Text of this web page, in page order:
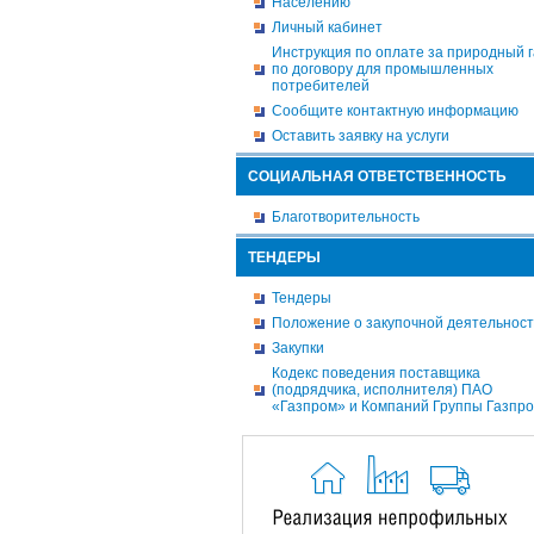
Личный кабинет
Инструкция по оплате за природный
по договору для промышленных
потребителей
Сообщите контактную информацию
Оставить заявку на услуги
СОЦИАЛЬНАЯ ОТВЕТСТВЕННОСТЬ
Благотворительность
ТЕНДЕРЫ
Тендеры
Положение о закупочной
Закупки
Кодекс поведения поставщика
(подрядчика, исполнителя) ПАО
«Газпром» и Компаний Группы